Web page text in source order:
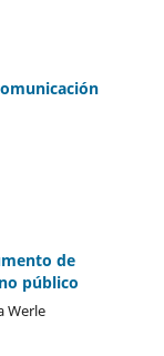
de
público
Werle